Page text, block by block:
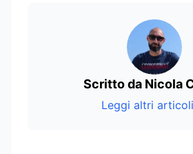
Scritto da Nicola
Leggi altri articoli